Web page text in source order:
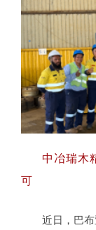
中冶
中冶瑞木
可
近日，巴